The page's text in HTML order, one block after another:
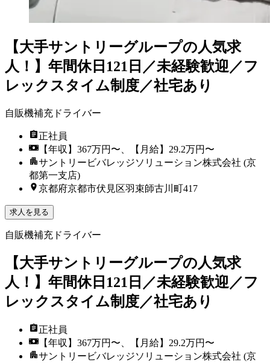
【大手サントリーグループの人気求
人！】年間休日121日／未経験歓迎／フ
レックスタイム制度／社宅あり
自販機補充ドライバー
正社員
【年収】367万円〜、【月給】29.2万円〜
サントリービバレッジソリューション株式会社 (京
都第一支店)
京都府京都市伏見区羽束師古川町417
求人を見る
自販機補充ドライバー
【大手サントリーグループの人気求
人！】年間休日121日／未経験歓迎／フ
レックスタイム制度／社宅あり
正社員
【年収】367万円〜、【月給】29.2万円〜
サントリービバレッジソリューション株式会社 (京